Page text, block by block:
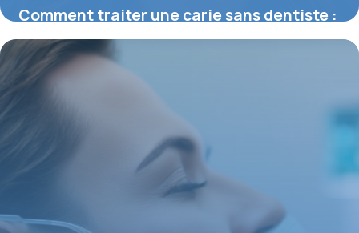
Comment traiter une carie sans dentiste :
méthodes naturelles efficaces
21 août 2025